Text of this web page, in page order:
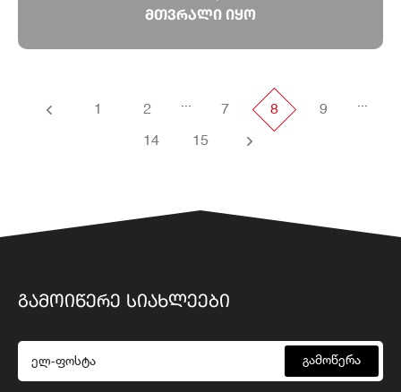
მთვრალი იყო
1 2 ... 7 8 9 ...
14 15
ᲒᲐᲛᲝᲘᲬᲔᲠᲔ ᲡᲘᲐᲮᲚᲔᲔᲑᲘ
გამოწერა